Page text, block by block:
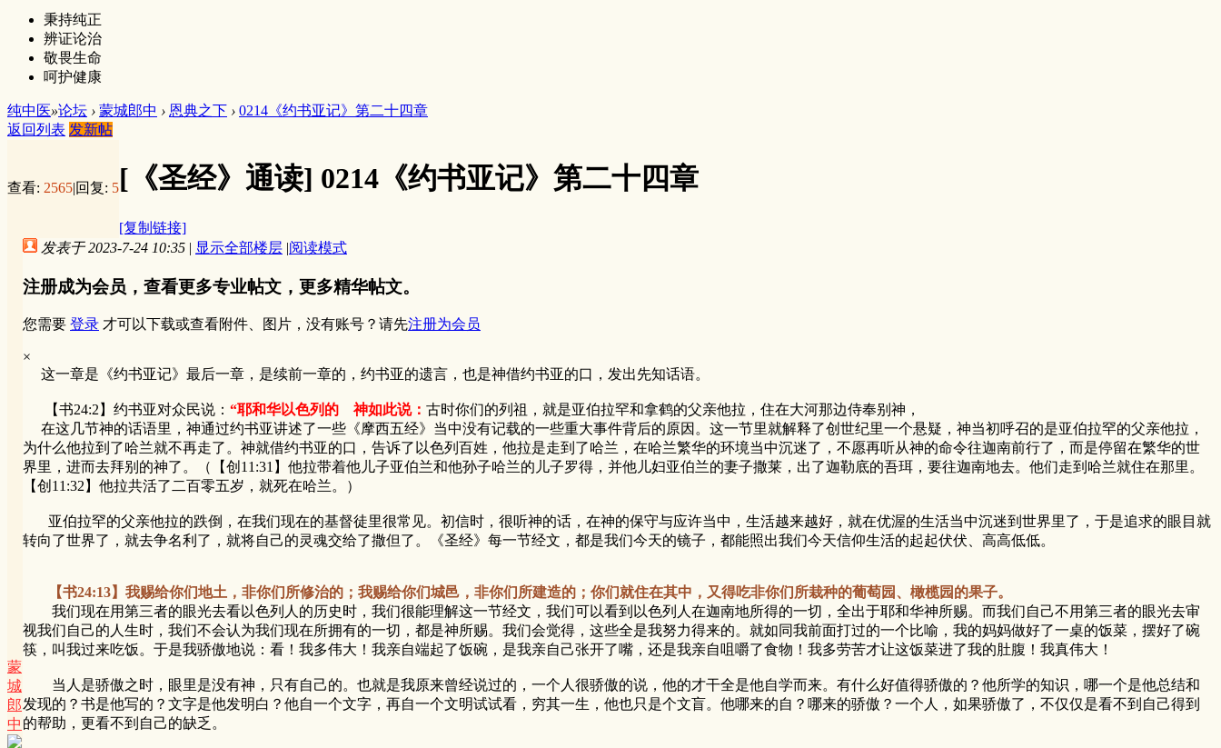
秉持纯正
辨证论治
敬畏生命
呵护健康
纯中医»论坛 › 蒙城郎中 › 恩典之下 › 0214《约书亚记》第二十四章
返回列表 发新帖
查看: 2565|回复: 5[《圣经》通读] 0214《约书亚记》第二十四章
[复制链接]
蒙
城
郎
中
发表于 2023-7-24 10:35 | 显示全部楼层 |阅读模式
注册成为会员，查看更多专业帖文，更多精华帖文。
您需要 登录 才可以下载或查看附件、图片，没有账号？请先注册为会员
×
这一章是《约书亚记》最后一章，是续前一章的，约书亚的遗言，也是神借约书亚的口，发出先知话语。
【书24:2】约书亚对众民说： “耶和华以色列的 神如此说： 古时你们的列祖，就是亚伯拉罕和拿鹤的父亲他拉，住在大河那边侍奉别神，
在这几节神的话语里，神通过约书亚讲述了一些《摩西五经》当中没有记载的一些重大事件背后的原因。这一节里就解释了创世纪里一个悬疑，神当初呼召的是亚伯拉罕的父亲他拉，
为什么他拉到了哈兰就不再走了。神就借约书亚的口，告诉了以色列百姓，他拉是走到了哈兰，在哈兰繁华的环境当中沉迷了，不愿再听从神的命令往迦南前行了，而是停留在繁华的世
界里，进而去拜别的神了。（【创11:31】他拉带着他儿子亚伯兰和他孙子哈兰的儿子罗得，并他儿妇亚伯兰的妻子撒莱，出了迦勒底的吾珥，要往迦南地去。他们走到哈兰就住在那里。
【创11:32】他拉共活了二百零五岁，就死在哈兰。）
亚伯拉罕的父亲他拉的跌倒，在我们现在的基督徒里很常见。初信时，很听神的话，在神的保守与应许当中，生活越来越好，就在优渥的生活当中沉迷到世界里了，于是追求的眼目就
转向了世界了，就去争名利了，就将自己的灵魂交给了撒但了。《圣经》每一节经文，都是我们今天的镜子，都能照出我们今天信仰生活的起起伏伏、高高低低。
【书24:13】我赐给你们地土，非你们所修治的；我赐给你们城邑，非你们所建造的；你们就住在其中，又得吃非你们所栽种的葡萄园、橄榄园的果子。
我们现在用第三者的眼光去看以色列人的历史时，我们很能理解这一节经文，我们可以看到以色列人在迦南地所得的一切，全出于耶和华神所赐。而我们自己不用第三者的眼光去审
视我们自己的人生时，我们不会认为我们现在所拥有的一切，都是神所赐。我们会觉得，这些全是我努力得来的。就如同我前面打过的一个比喻，我的妈妈做好了一桌的饭菜，摆好了碗
筷，叫我过来吃饭。于是我骄傲地说：看！我多伟大！我亲自端起了饭碗，是我亲自己张开了嘴，还是我亲自咀嚼了食物！我多劳苦才让这饭菜进了我的肚腹！我真伟大！
当人是骄傲之时，眼里是没有神，只有自己的。也就是我原来曾经说过的，一个人很骄傲的说，他的才干全是他自学而来。有什么好值得骄傲的？他所学的知识，哪一个是他总结和
发现的？书是他写的？文字是他发明白？他自一个文字，再自一个文明试试看，穷其一生，他也只是个文盲。他哪来的自？哪来的骄傲？一个人，如果骄傲了，不仅仅是看不到自己得到
的帮助，更看不到自己的缺乏。